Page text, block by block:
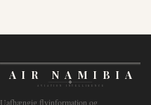
AIR NAMIBIA
AVIATION INTELLIGENCE
Uafhængig flyinformation og